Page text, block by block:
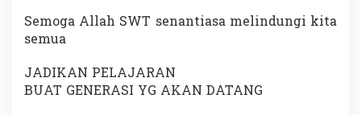
Semoga Allah SWT senantiasa melindungi kita
semua
JADIKAN PELAJARAN
BUAT GENERASI YG AKAN DATANG